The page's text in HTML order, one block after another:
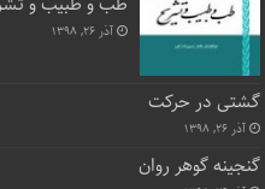
آذر ۲۶, ۱۳۹۸
گشتی در حرکت
آذر ۲۶, ۱۳۹۸
گنجینه گوهر روان